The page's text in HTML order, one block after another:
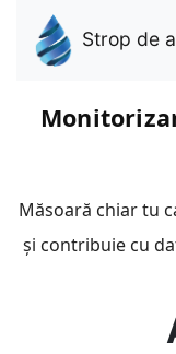
Strop de
Măsoară chiar tu
și contribuie cu